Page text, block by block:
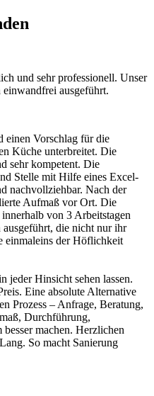
und sehr professionell. Unser
ausgeführt.
einen Vorschlag für die
Küche unterbreitet. Die
sehr kompetent. Die
Stelle mit Hilfe eines Excel-
nachvollziehbar. Nach der
Aufmaß vor Ort. Die
von 3 Arbeitstagen
ausgeführt, die nicht nur ihr
einmaleins der Höflichkeit
jeder Hinsicht sehen lassen.
Eine absolute Alternative
Prozess – Anfrage, Beratung,
Durchführung,
machen. Herzlichen
So macht Sanierung